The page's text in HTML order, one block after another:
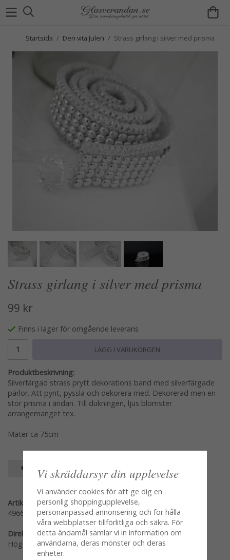
Startsida / Den vita Julen / Strass girlang i silver med prisma
Strass girlang i silver med prisma
99 kr
Finns i lager för omgående leverans
LÄGG I VARUKORGEN
Produktbeskrivning:
Silverfärgad strass prytt dekorations band med silverfärgade
pärlor. Att pynt, pyssla och dekorera med. Dekorerad men en
stor prisma i ändan. Till dukningen, ljus blomster
arrangemanget tex.
Mäter ca 75cm
SPARA SOM FAVORIT
Artikelnummer:
4966-1
Direktlänk:
Högerklicka och kopiera adressen
Vi skräddarsyr din upplevelse
Vi använder cookies för att ge dig en
personlig shoppingupplevelse,
personanpassad annonsering och för hålla
våra webbplatser tillförlitliga och säkra. För
detta ändamål samlar vi in information om
användarna, deras mönster och deras
enheter.